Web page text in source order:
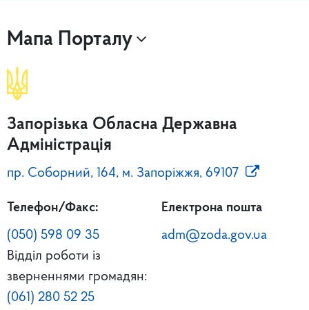
Мапа Порталу
Запорізька Обласна Державна
Адміністрація
пр. Соборний, 164, м. Запоріжжя, 69107
Телефон/Факс:
(050) 598 09 35
Відділ роботи із
зверненнями громадян:
(061) 280 52 25
Електрона пошта
adm@zoda.gov.ua